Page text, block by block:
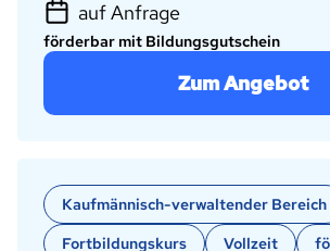
auf Anfrage
förderbar mit Bildungsgutschein
Zum Angebot
Kaufmännisch-verwaltender Bereich
Fortbildungskurs
Vollzeit